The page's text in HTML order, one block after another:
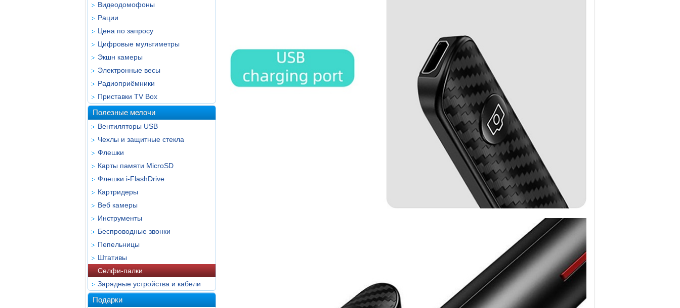
Видеодомофоны
Рации
Цена по запросу
Цифровые мультиметры
Экшн камеры
Электронные весы
Радиоприёмники
Приставки TV Box
Полезные мелочи
Вентиляторы USB
Чехлы и защитные стекла
Флешки
Карты памяти MicroSD
Флешки i-FlashDrive
Картридеры
Веб камеры
Инструменты
Беспроводные звонки
Пепельницы
Штативы
Селфи-палки
Зарядные устройства и кабели
Подарки